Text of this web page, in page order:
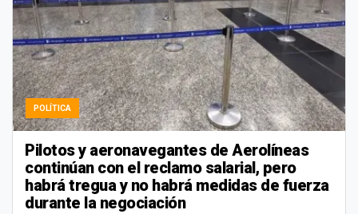
POLÍTICA
Pilotos y aeronavegantes de Aerolíneas
continúan con el reclamo salarial, pero
habrá tregua y no habrá medidas de fuerza
durante la negociación